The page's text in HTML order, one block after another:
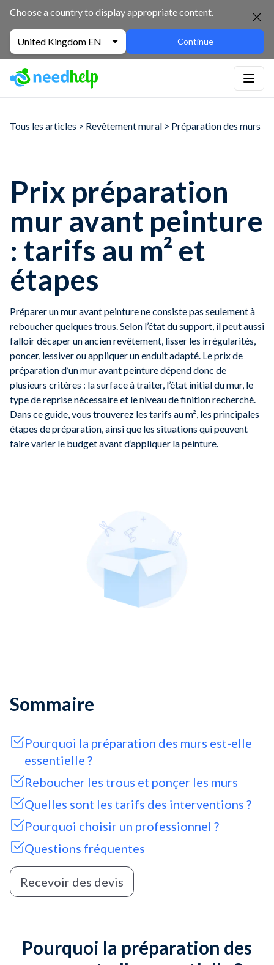
Choose a country to display appropriate content.
United Kingdom EN Continue
Tous les articles > Revêtement mural > Préparation des murs
Prix préparation
mur avant peinture
: tarifs au m² et
étapes
Préparer un mur avant peinture ne consiste pas seulement à
reboucher quelques trous. Selon l’état du support, il peut aussi
falloir décaper un ancien revêtement, lisser les irrégularités,
poncer, lessiver ou appliquer un enduit adapté. Le prix de
préparation d’un mur avant peinture dépend donc de
plusieurs critères : la surface à traiter, l’état initial du mur, le
type de reprise nécessaire et le niveau de finition recherché.
Dans ce guide, vous trouverez les tarifs au m², les principales
étapes de préparation, ainsi que les situations qui peuvent
faire varier le budget avant d’appliquer la peinture.
Sommaire
Pourquoi la préparation des murs est-elle
essentielle ?
Reboucher les trous et ponçer les murs
Quelles sont les tarifs des interventions ?
Pourquoi choisir un professionnel ?
Questions fréquentes
Recevoir des devis
Pourquoi la préparation des